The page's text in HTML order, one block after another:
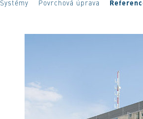
Systémy Povrchová úprava